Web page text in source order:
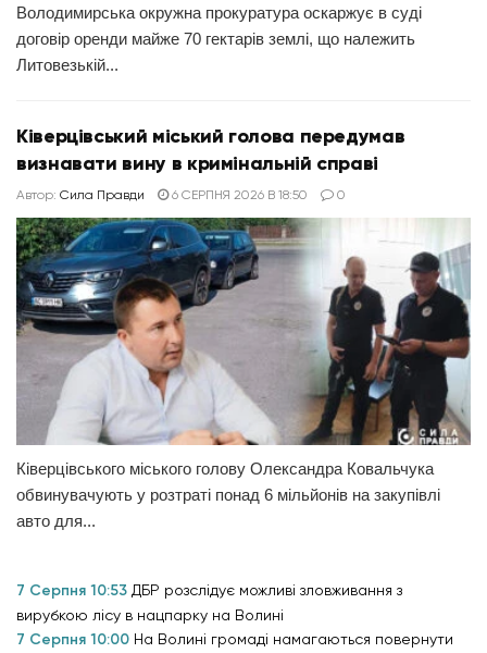
Володимирська окружна прокуратура оскаржує в суді
договір оренди майже 70 гектарів землі, що належить
Литовезькій...
Ківерцівський міський голова передумав
визнавати вину в кримінальній справі
Автор: Сила Правди 6 СЕРПНЯ 2026 В 18:50 0
Ківерцівського міського голову Олександра Ковальчука
обвинувачують у розтраті понад 6 мільйонів на закупівлі
авто для...
7 Серпня 10:53 ДБР розслідує можливі зловживання з
вирубкою лісу в нацпарку на Волині
7 Серпня 10:00 На Волині громаді намагаються повернути